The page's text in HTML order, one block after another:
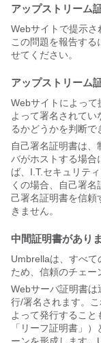
アップストリーム
Webサイトで提示さ
この問題を報告す
せてください。
アップストリーム
Webサイトによって
よって署名されてい
るかどうかを判断で
自己署名証明書は
バがホストする場合
ば、I.T.セキュリテ
くの場合、自己署
己署名証明書を信頼
きません。
中間証明書があり
Umbrellaは、すべて
ため、信頼のチェー
Webサーバ証明書は
行/署名されます。
よって発行するこ
「リーフ証明書」